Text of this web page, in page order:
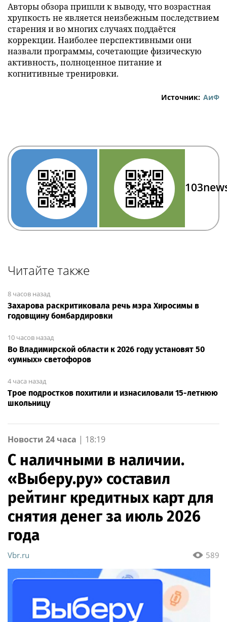
Авторы обзора пришли к выводу, что возрастная
хрупкость не является неизбежным последствием
старения и во многих случаях поддаётся
коррекции. Наиболее перспективными они
назвали программы, сочетающие физическую
активность, полноценное питание и
когнитивные тренировки.
Источник: АиФ
Читайте также
8 часов назад
Захарова раскритиковала речь мэра Хиросимы в
годовщину бомбардировки
10 часов назад
Во Владимирской области к 2026 году установят 50
«умных» светофоров
4 часа назад
Трое подростков похитили и изнасиловали 15-летнюю
школьницу
Новости 24 часа | 18:19
С наличными в наличии.
«Выберу.ру» составил
рейтинг кредитных карт для
снятия денег за июль 2026
года
589
Vbr.ru